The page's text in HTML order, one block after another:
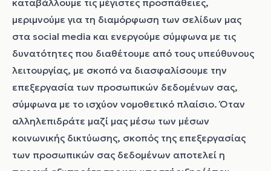
καταβάλλουμε τις μέγιστες προσπάθειες,
μεριμνούμε για τη διαμόρφωση των σελίδων μας
στα social media και ενεργούμε σύμφωνα με τις
δυνατότητες που διαθέτουμε από τους υπεύθυνους
λειτουργίας, με σκοπό να διασφαλίσουμε την
επεξεργασία των προσωπικών δεδομένων σας,
σύμφωνα με το ισχύον νομοθετικό πλαίσιο. Όταν
αλληλεπιδράτε μαζί μας μέσω των μέσων
κοινωνικής δικτύωσης, σκοπός της επεξεργασίας
των προσωπικών σας δεδομένων αποτελεί η